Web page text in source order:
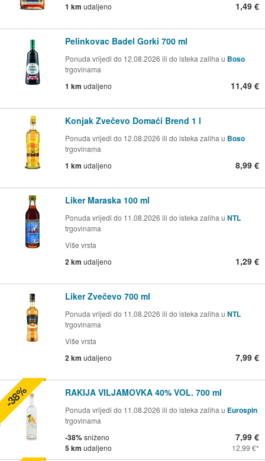
1 km udaljeno 1,49 €
Pelinkovac Badel Gorki 700 ml
Ponuda vrijedi do 12.08.2026 ili do isteka zaliha u Boso
trgovinama
1 km udaljeno 11,49 €
Konjak Zvečevo Domaći Brend 1 l
Ponuda vrijedi do 12.08.2026 ili do isteka zaliha u Boso
trgovinama
1 km udaljeno 8,99 €
Liker Maraska 100 ml
Ponuda vrijedi do 11.08.2026 ili do isteka zaliha u NTL
trgovinama
Više vrsta
2 km udaljeno 1,29 €
Liker Zvečevo 700 ml
Ponuda vrijedi do 11.08.2026 ili do isteka zaliha u NTL
trgovinama
Više vrsta
2 km udaljeno 7,99 €
RAKIJA VILJAMOVKA 40% VOL. 700 ml
Ponuda vrijedi do 11.08.2026 ili do isteka zaliha u Eurospin
trgovinama
-38%sniženo
5 km udaljeno
7,99 €
12,99 €
-38%